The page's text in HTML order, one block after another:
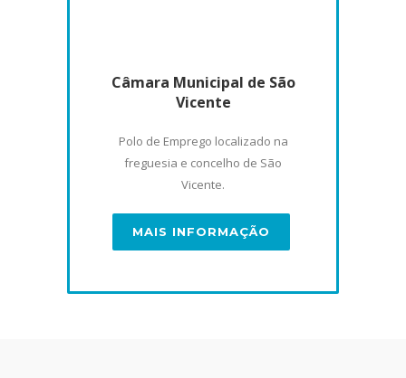
Câmara Municipal de São
Vicente
Polo de Emprego localizado na
freguesia e concelho de São
Vicente.
MAIS INFORMAÇÃO